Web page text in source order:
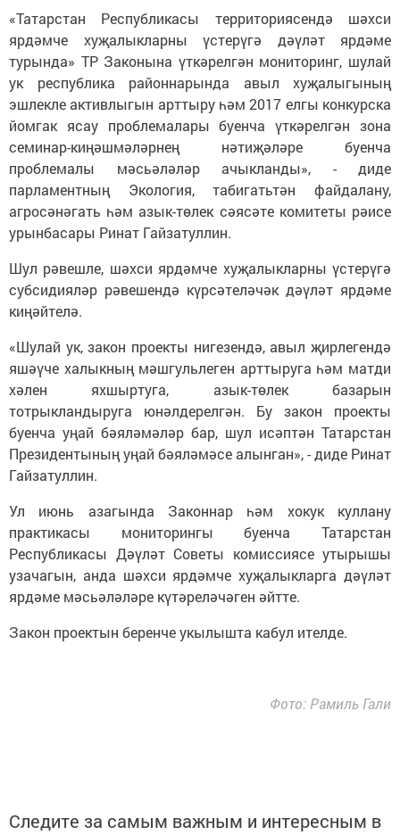
«Татарстан Республикасы территориясендә шәхси
ярдәмче хуҗалыкларны үстерүгә дәүләт ярдәме
турында» ТР Законына үткәрелгән мониторинг, шулай
ук республика районнарында авыл хуҗалыгының
эшлекле активлыгын арттыру һәм 2017 елгы конкурска
йомгак ясау проблемалары буенча үткәрелгән зона
семинар-киңәшмәләрнең нәтиҗәләре буенча
проблемалы мәсьәләләр ачыкланды», - диде
парламентның Экология, табигатьтән файдалану,
агросәнәгать һәм азык-төлек сәясәте комитеты рәисе
урынбасары Ринат Гайзатуллин.
Шул рәвешле, шәхси ярдәмче хуҗалыкларны үстерүгә
субсидияләр рәвешендә күрсәтеләчәк дәүләт ярдәме
киңәйтелә.
«Шулай ук, закон проекты нигезендә, авыл җирлегендә
яшәүче халыкның мәшгульлеген арттыруга һәм матди
хәлен яхшыртуга, азык-төлек базарын
тотрыкландыруга юнәлдерелгән. Бу закон проекты
буенча уңай бәяләмәләр бар, шул исәптән Татарстан
Президентының уңай бәяләмәсе алынган», - диде Ринат
Гайзатуллин.
Ул июнь азагында Законнар һәм хокук куллану
практикасы мониторингы буенча Татарстан
Республикасы Дәүләт Советы комиссиясе утырышы
узачагын, анда шәхси ярдәмче хуҗалыкларга дәүләт
ярдәме мәсьәләләре күтәреләчәген әйтте.
Закон проектын беренче укылышта кабул ителде.
Фото: Рамиль Гали
Следите за самым важным и интересным в